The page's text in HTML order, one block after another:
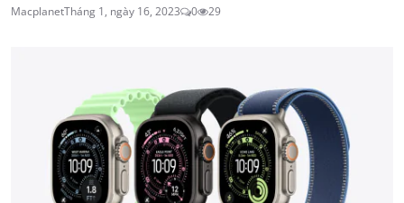
MacplanetTháng 1, ngày 16, 2023 0 29